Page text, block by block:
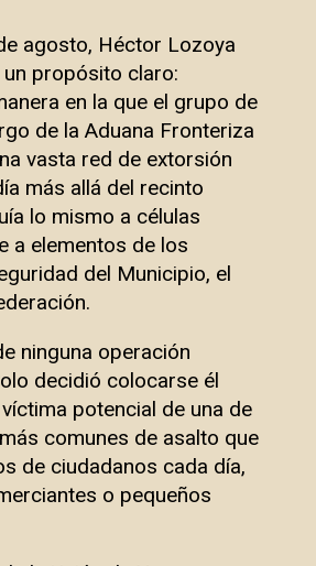
agosto, Héctor Lozoya
propósito claro:
en la que el grupo de
de la Aduana Fronteriza
vasta red de extorsión
más allá del recinto
lo mismo a células
a elementos de los
del Municipio, el
ninguna operación
decidió colocarse él
potencial de una de
comunes de asalto que
de ciudadanos cada día,
o pequeños